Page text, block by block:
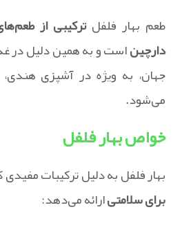
طعم بهار فلفلترکیبی از
دارچیناست و به همین دلیل در
جهان، به ویژه در آشپزی
می‌شود.
خواص بهار فلفل
بهار فلفل به دلیل ترکیبات مفیدی
برای سلامتیارائه می‌دهد: